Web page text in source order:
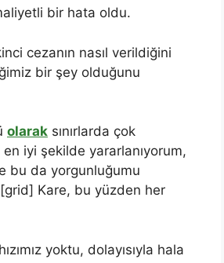
bir hata oldu.
cezanın nasıl verildiğini
bir şey olduğunu
olarak sınırlarda çok
en iyi şekilde yararlanıyorum,
bu da yorgunluğumu
[grid] Kare, bu yüzden her
yoktu, dolayısıyla hala